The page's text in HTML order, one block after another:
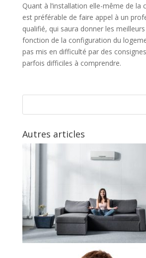
Quant à l’installation elle-même de la
est préférable de faire appel à un
qualifié, qui saura donner les
fonction de la configuration du
pas mis en difficulté par des
parfois difficiles à comprendre.
Autres articles